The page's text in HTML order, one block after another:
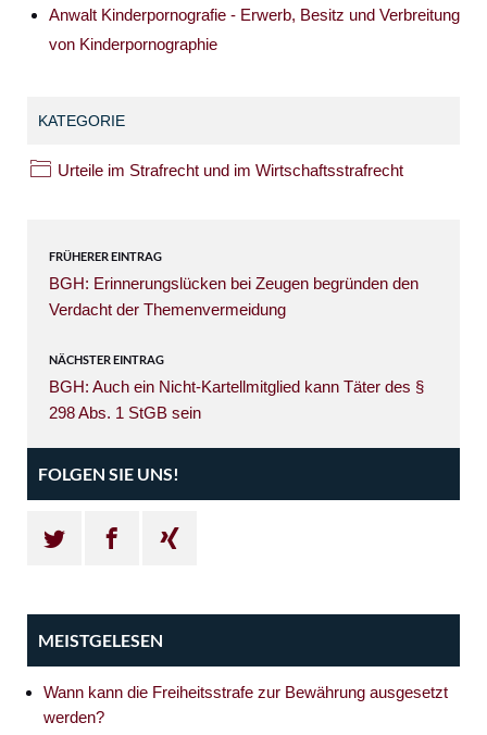
Anwalt Kinderpornografie - Erwerb, Besitz und Verbreitung
von Kinderpornographie
KATEGORIE
Urteile im Strafrecht und im Wirtschaftsstrafrecht
FRÜHERER EINTRAG
BGH: Erinnerungslücken bei Zeugen begründen den
Verdacht der Themenvermeidung
NÄCHSTER EINTRAG
BGH: Auch ein Nicht-Kartellmitglied kann Täter des §
298 Abs. 1 StGB sein
FOLGEN SIE UNS!
MEISTGELESEN
Wann kann die Freiheitsstrafe zur Bewährung ausgesetzt
werden?